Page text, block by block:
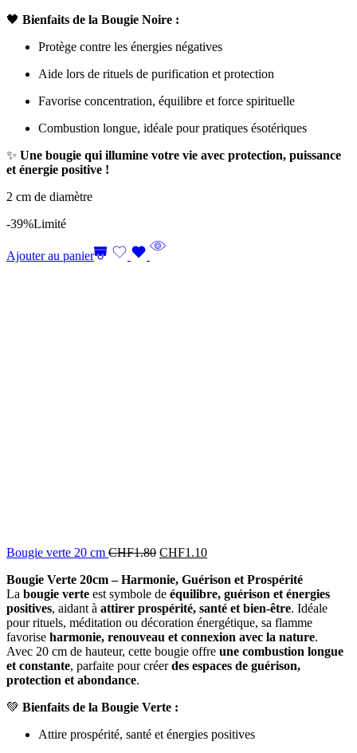
🖤 Bienfaits de la Bougie Noire :
Protège contre les énergies négatives
Aide lors de rituels de purification et protection
Favorise concentration, équilibre et force spirituelle
Combustion longue, idéale pour pratiques ésotériques
✨ Une bougie qui illumine votre vie avec protection, puissance
et énergie positive !
2 cm de diamètre
-39%Limité
Ajouter au panier
Bougie verte 20 cm CHF1.80 CHF1.10
Bougie Verte 20cm – Harmonie, Guérison et Prospérité
La bougie verte est symbole de équilibre, guérison et énergies
positives, aidant à attirer prospérité, santé et bien-être. Idéale
pour rituels, méditation ou décoration énergétique, sa flamme
favorise harmonie, renouveau et connexion avec la nature.
Avec 20 cm de hauteur, cette bougie offre une combustion longue
et constante, parfaite pour créerdes espaces de guérison,
protection et abondance.
💚 Bienfaits de la Bougie Verte :
Attire prospérité, santé et énergies positives